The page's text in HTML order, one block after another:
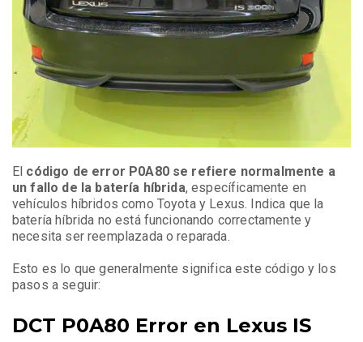
El código de error P0A80 se refiere normalmente a
un fallo de la batería híbrida, específicamente en
vehículos híbridos como Toyota y Lexus. Indica que la
batería híbrida no está funcionando correctamente y
necesita ser reemplazada o reparada.
Esto es lo que generalmente significa este código y los
pasos a seguir:
DCT P0A80 Error en Lexus IS